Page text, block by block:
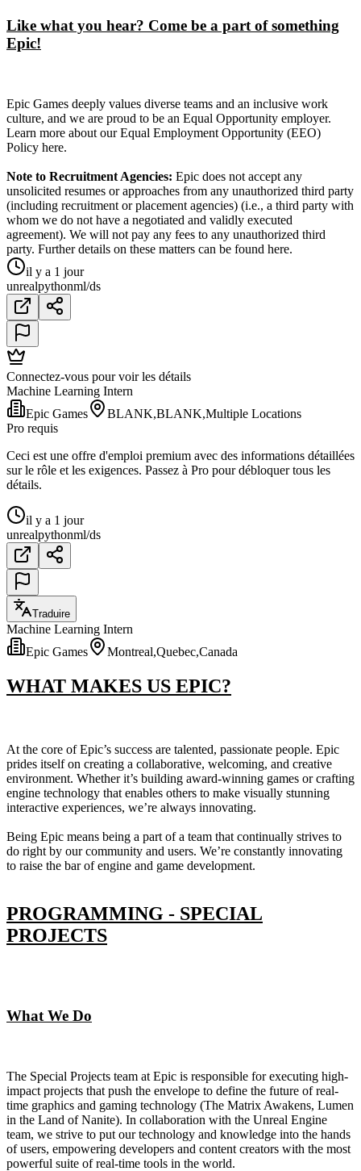
Like what you hear? Come be a part of something
Epic!
Epic Games deeply values diverse teams and an inclusive work
culture, and we are proud to be an Equal Opportunity employer.
Learn more about our Equal Employment Opportunity (EEO)
Policy here.
Note to Recruitment Agencies: Epic does not accept any
unsolicited resumes or approaches from any unauthorized third party
(including recruitment or placement agencies) (i.e., a third party with
whom we do not have a negotiated and validly executed
agreement). We will not pay any fees to any unauthorized third
party. Further details on these matters can be found here.
il y a 1 jour
unrealpythonml/ds
Connectez-vous pour voir les détails
Machine Learning Intern
Epic Games
BLANK,BLANK,Multiple Locations
Pro requis
Ceci est une offre d'emploi premium avec des informations détaillées
sur le rôle et les exigences. Passez à Pro pour débloquer tous les
détails.
il y a 1 jour
unrealpythonml/ds
Traduire
Machine Learning Intern
Epic Games
Montreal,Quebec,Canada
WHAT MAKES US EPIC?
At the core of Epic’s success are talented, passionate people. Epic
prides itself on creating a collaborative, welcoming, and creative
environment. Whether it’s building award-winning games or crafting
engine technology that enables others to make visually stunning
interactive experiences, we’re always innovating.
Being Epic means being a part of a team that continually strives to
do right by our community and users. We’re constantly innovating
to raise the bar of engine and game development.
PROGRAMMING - SPECIAL
PROJECTS
What We Do
The Special Projects team at Epic is responsible for executing high-
impact projects that push the envelope to define the future of real-
time graphics and gaming technology (The Matrix Awakens, Lumen
in the Land of Nanite). In collaboration with the Unreal Engine
team, we strive to put our technology and knowledge into the hands
of users, empowering developers and content creators with the most
powerful suite of real-time tools in the world.